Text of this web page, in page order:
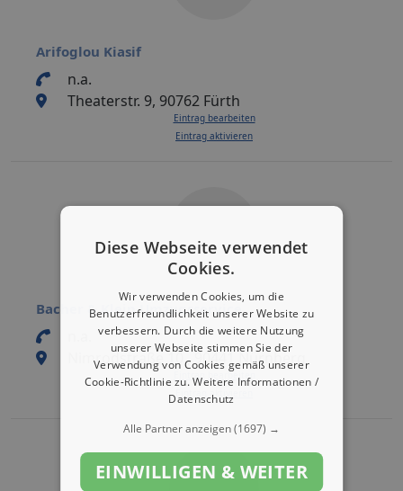
Arifoglou Kiasif
n.a.
Theaterstr. 9, 90762 Fürth
Eintrag bearbeiten
Eintrag aktivieren
Bacher & Klein Umzugsservice
Nimrodstraße 10 , 90441 Nürnberg
Eintrag bearbeiten
Eintrag aktivieren
Diese Webseite verwendet
Cookies.
Wir verwenden Cookies, um die
Benutzerfreundlichkeit unserer Website zu
verbessern. Durch die weitere Nutzung
unserer Webseite stimmen Sie der
Verwendung von Cookies gemäß unserer
Cookie-Richtlinie zu.Weitere Informationen /
Datenschutz
Alle Partner anzeigen(1697) →
EINWILLIGEN & WEITER